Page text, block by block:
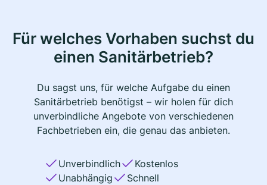
Für welches Vorhaben suchst du
einen Sanitärbetrieb?
Du sagst uns, für welche Aufgabe du einen
Sanitärbetrieb benötigst – wir holen für dich
unverbindliche Angebote von verschiedenen
Fachbetrieben ein, die genau das anbieten.
Unverbindlich
Kostenlos
Unabhängig
Schnell